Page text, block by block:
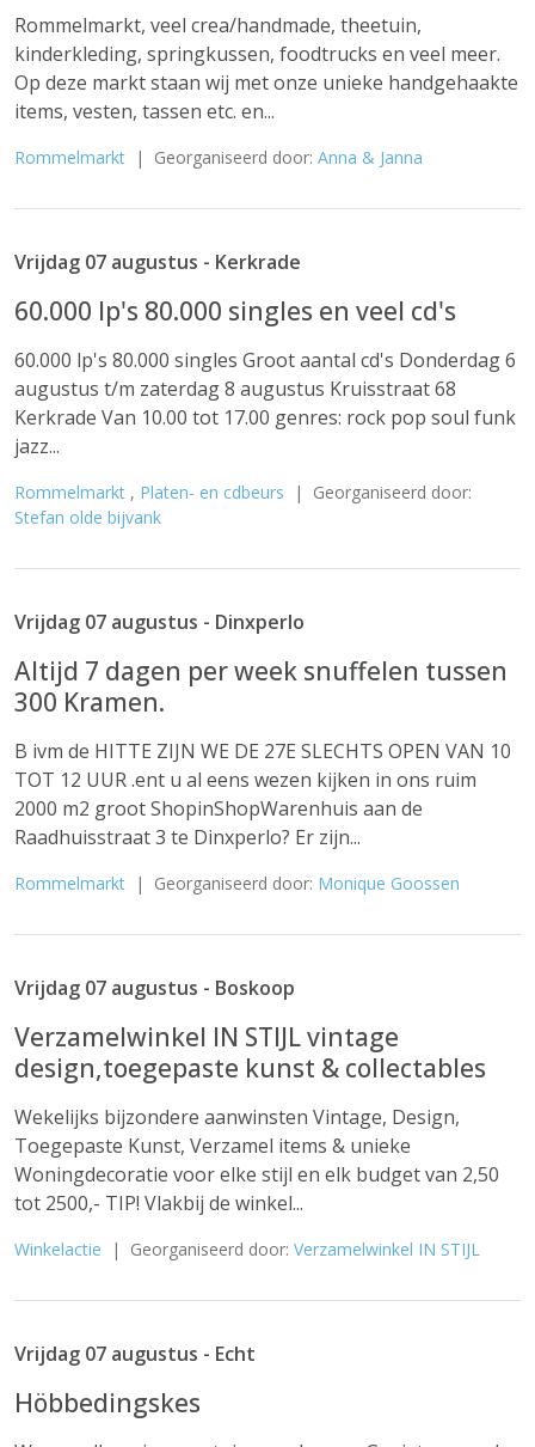
Rommelmarkt, veel crea/handmade, theetuin,
kinderkleding, springkussen, foodtrucks en veel meer.
Op deze markt staan wij met onze unieke handgehaakte
items, vesten, tassen etc. en...
Rommelmarkt | Georganiseerd door: Anna & Janna
Vrijdag 07 augustus - Kerkrade
60.000 lp's 80.000 singles en veel cd's
60.000 lp's 80.000 singles Groot aantal cd's Donderdag 6
augustus t/m zaterdag 8 augustus Kruisstraat 68
Kerkrade Van 10.00 tot 17.00 genres: rock pop soul funk
jazz...
Rommelmarkt , Platen- en cdbeurs | Georganiseerd door:
Stefan olde bijvank
Vrijdag 07 augustus - Dinxperlo
Altijd 7 dagen per week snuffelen tussen
300 Kramen.
B ivm de HITTE ZIJN WE DE 27E SLECHTS OPEN VAN 10
TOT 12 UUR .ent u al eens wezen kijken in ons ruim
2000 m2 groot ShopinShopWarenhuis aan de
Raadhuisstraat 3 te Dinxperlo? Er zijn...
Rommelmarkt | Georganiseerd door: Monique Goossen
Vrijdag 07 augustus - Boskoop
Verzamelwinkel IN STIJL vintage
design,toegepaste kunst & collectables
Wekelijks bijzondere aanwinsten Vintage, Design,
Toegepaste Kunst, Verzamel items & unieke
Woningdecoratie voor elke stijl en elk budget van 2,50
tot 2500,- TIP! Vlakbij de winkel...
Winkelactie | Georganiseerd door: Verzamelwinkel IN STIJL
Vrijdag 07 augustus - Echt
Höbbedingskes